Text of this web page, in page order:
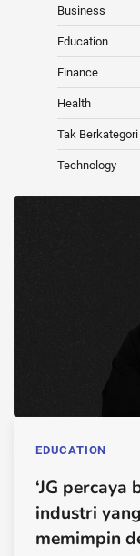
Business
Education
Finance
Health
Tak Berkategori
Technology
EDUCATION
‘JG
industri
memimpin